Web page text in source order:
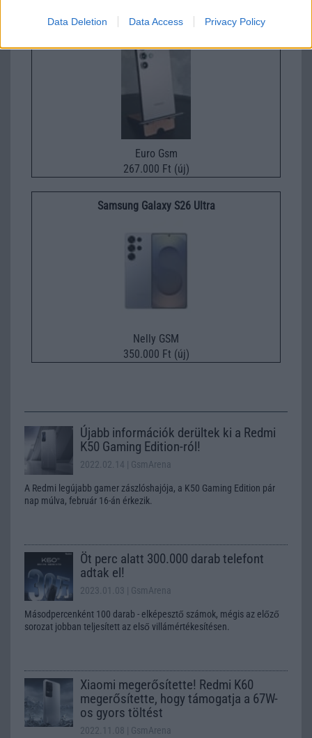
Data Deletion Data Access Privacy Policy
Samsung Galaxy S26
Euro Gsm
267.000 Ft (új)
Samsung Galaxy S26 Ultra
Nelly GSM
350.000 Ft (új)
Újabb információk derültek ki a Redmi
K50 Gaming Edition-ról!
2022.02.14 | GsmArena
A Redmi legújabb gamer zászlóshajója, a K50 Gaming Edition pár
nap múlva, február 16-án érkezik.
Öt perc alatt 300.000 darab telefont
adtak el!
2023.01.03 | GsmArena
Másodpercenként 100 darab - elképesztő számok, mégis az előző
sorozat jobban teljesített az első villámértékesítésen.
Xiaomi megerősítette! Redmi K60
megerősítette, hogy támogatja a 67W-
os gyors töltést
2022.11.08
| GsmArena